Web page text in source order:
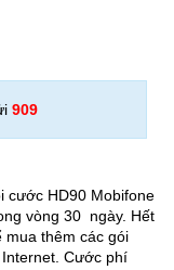
909
cước HD90 Mobifone
vòng 30 ngày. Hết
mua thêm các gói
Cước phí